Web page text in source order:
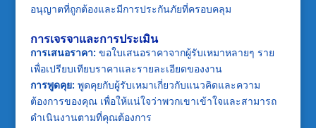
อนุญาตที่ถูกต้องและมีการประกันภัยที่ครอบคลุม
การเจรจาและการประเมิน
การเสนอราคา: ขอใบเสนอราคาจากผู้รับเหมาหลายๆ ราย
เพื่อเปรียบเทียบราคาและรายละเอียดของงาน
การพูดคุย: พูดคุยกับผู้รับเหมาเกี่ยวกับแนวคิดและความ
ต้องการของคุณ เพื่อให้แน่ใจว่าพวกเขาเข้าใจและสามารถ
ดำเนินงานตามที่คุณต้องการ